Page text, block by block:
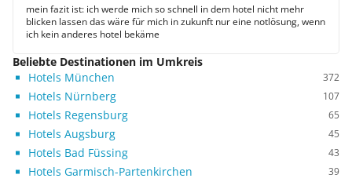
mein fazit ist: ich werde mich so schnell in dem hotel nicht mehr
blicken lassen das wäre für mich in zukunft nur eine notlösung, wenn
ich kein anderes hotel bekäme
Beliebte Destinationen im Umkreis
Hotels München
372
Hotels Nürnberg 107
Hotels Regensburg 65
Hotels Augsburg 45
Hotels Bad Füssing 43
Hotels Garmisch-Partenkirchen 39